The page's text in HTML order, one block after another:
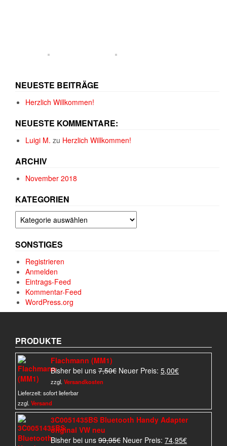
NEUESTE BEITRÄGE
Herzlich Willkommen!
NEUESTE KOMMENTARE:
Luigi M. zu Herzlich Willkommen!
ARCHIV
November 2018
KATEGORIEN
Kategorien
SONSTIGES
Registrieren
Anmelden
Eintrags-Feed
Kommentar-Feed
WordPress.org
PRODUKTE
Flachmann (MM1)
Bisher bei uns 7,50€ Ursprünglicher
Neuer Preis: 5,00€Aktueller
zzgl. Versandkosten
Lieferzeit:sofort lieferbar
zzgl. Versand
3C0051435BS Bluetooth Handy Adapter
original VW neu
Bisher bei uns 99,95€ Ursprünglicher
Neuer Preis: 74,95€Aktueller